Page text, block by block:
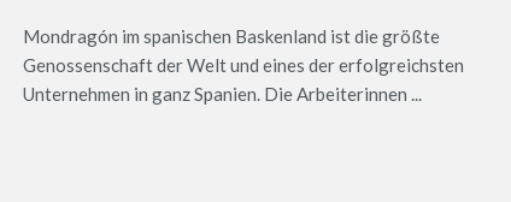
Mondragón im spanischen Baskenland ist die größte
Genossenschaft der Welt und eines der erfolgreichsten
Unternehmen in ganz Spanien. Die Arbeiterinnen ...